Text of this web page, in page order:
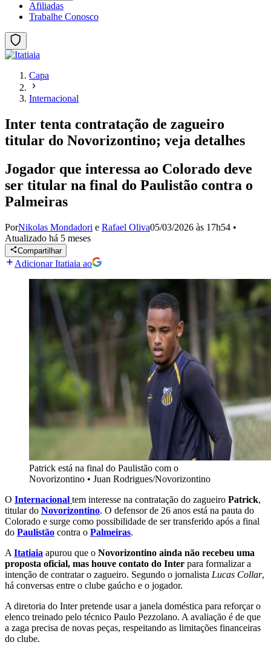
Afiliadas
Trabalhe Conosco
Capa
Internacional
Inter tenta contratação de zagueiro
titular do Novorizontino; veja detalhes
Jogador que interessa ao Colorado deve
ser titular na final do Paulistão contra o
Palmeiras
PorNikolas Mondadori e Rafael Oliva05/03/2026 às 17h54 •
Atualizado há 5 meses
Compartilhar
Adicionar Itatiaia ao
Patrick está na final do Paulistão com o
Novorizontino • Juan Rodrigues/Novorizontino
O Internacional tem interesse na contratação do zagueiro Patrick,
titular do Novorizontino. O defensor de 26 anos está na pauta do
Colorado e surge como possibilidade de ser transferido após a final
do Paulistão contra o Palmeiras.
A Itatiaia apurou que o Novorizontino ainda não recebeu uma
proposta oficial, mas houve contato do Inter para formalizar a
intenção de contratar o zagueiro. Segundo o jornalista Lucas Collar,
há conversas entre o clube gaúcho e o jogador.
A diretoria do Inter pretende usar a janela doméstica para reforçar o
elenco treinado pelo técnico Paulo Pezzolano. A avaliação é de que
a zaga precisa de novas peças, respeitando as limitações financeiras
do clube.